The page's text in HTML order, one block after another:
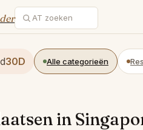
30D Alle categorieën
in